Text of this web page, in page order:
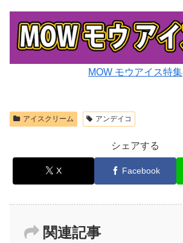
MOW モウアイス特集
アイスクリーム アンデイコ
シェアする
X Facebook
関連記事